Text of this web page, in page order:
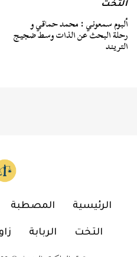
التخت
ألبوم سمعوني : محمد حماقي و
رحلة البحث عن الذات وسط ضجيج
التريند
الرئيسية المصطبة
التخت الربابة